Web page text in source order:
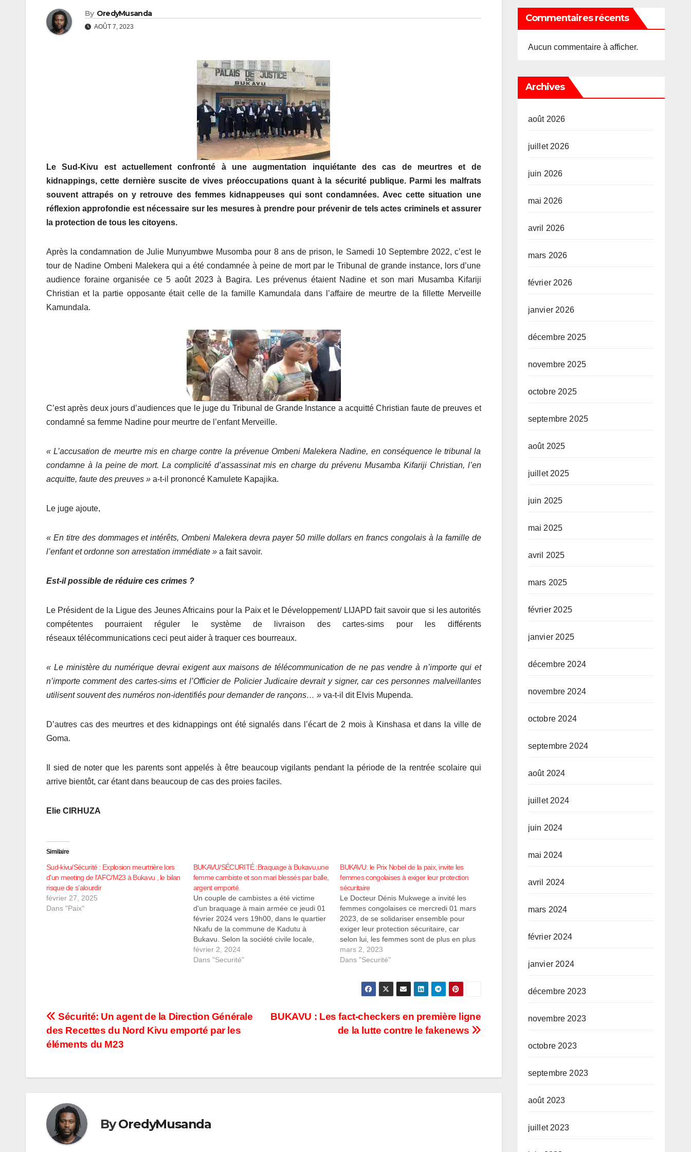
By OredyMusanda
AOÛT 7, 2023
Le Sud-Kivu est actuellement confronté à une augmentation inquiétante des cas de meurtres et de
kidnappings, cette dernière suscite de vives préoccupations quant à la sécurité publique. Parmi les malfrats
souvent attrapés on y retrouve des femmes kidnappeuses qui sont condamnées. Avec cette situation une
réflexion approfondie est nécessaire sur les mesures à prendre pour prévenir de tels actes criminels et assurer
la protection de tous les citoyens.
Après la condamnation de Julie Munyumbwe Musomba pour 8 ans de prison, le Samedi 10 Septembre 2022, c’est le
tour de Nadine Ombeni Malekera qui a été condamnée à peine de mort par le Tribunal de grande instance, lors d’une
audience foraine organisée ce 5 août 2023 à Bagira. Les prévenus étaient Nadine et son mari Musamba Kifariji
Christian et la partie opposante était celle de la famille Kamundala dans l’affaire de meurtre de la fillette Merveille
Kamundala.
C’est après deux jours d’audiences que le juge du Tribunal de Grande Instance a acquitté Christian faute de preuves et
condamné sa femme Nadine pour meurtre de l’enfant Merveille.
« L’accusation de meurtre mis en charge contre la prévenue Ombeni Malekera Nadine, en conséquence le tribunal la
condamne à la peine de mort. La complicité d’assassinat mis en charge du prévenu Musamba Kifariji Christian, l’en
acquitte, faute des preuves » a-t-il prononcé Kamulete Kapajika.
Le juge ajoute,
« En titre des dommages et intérêts, Ombeni Malekera devra payer 50 mille dollars en francs congolais à la famille de
l’enfant et ordonne son arrestation immédiate » a fait savoir.
Est-il possible de réduire ces crimes ?
Le Président de la Ligue des Jeunes Africains pour la Paix et le Développement/ LIJAPD fait savoir que si les autorités
compétentes pourraient réguler le système de livraison des cartes-sims pour les différents
réseaux télécommunications ceci peut aider à traquer ces bourreaux.
« Le ministère du numérique devrai exigent aux maisons de télécommunication de ne pas vendre à n’importe qui et
n’importe comment des cartes-sims et l’Officier de Policier Judicaire devrait y signer, car ces personnes malveillantes
utilisent souvent des numéros non-identifiés pour demander de rançons… » va-t-il dit Elvis Mupenda.
D’autres cas des meurtres et des kidnappings ont été signalés dans l’écart de 2 mois à Kinshasa et dans la ville de
Goma.
Il sied de noter que les parents sont appelés à être beaucoup vigilants pendant la période de la rentrée scolaire qui
arrive bientôt, car étant dans beaucoup de cas des proies faciles.
Elie CIRHUZA
Similaire
Sud-kivu/Sécurité : Explosion meurtrière lors
d’un meeting de l’AFC/M23 à Bukavu , le bilan
risque de s’alourdir
février 27, 2025
Dans "Paix"
BUKAVU/SÉCURITÉ :Braquage à Bukavu,une
femme cambiste et son mari blessés par balle,
argent emporté.
Un couple de cambistes a été victime
d'un braquage à main armée ce jeudi 01
février 2024 vers 19h00, dans le quartier
Nkafu de la commune de Kadutu à
Bukavu. Selon la société civile locale,
Mme Yvette Mwamini et son mari
Alexandre Cirhuza rentraient chez eux
février 2, 2024
Dans "Securité"
BUKAVU: le Prix Nobel de la paix, invite les
femmes congolaises à exiger leur protection
sécuritaire
Le Docteur Dénis Mukwege a invité les
femmes congolaises ce mercredi 01 mars
2023, de se solidariser ensemble pour
exiger leur protection sécuritaire, car
selon lui, les femmes sont de plus en plus
victimes des tueries, des viols ainsi que
des violences sexuelles en cette période
mars 2, 2023
Dans "Securité"
Navigation
de
BUKAVU : Les fact-checkers en première ligne
de la lutte contre le fakenews
Sécurité: Un agent de la Direction Générale
des Recettes du Nord Kivu emporté par les
éléments du M23
ByOredyMusanda
Commentaires récents
Aucun commentaire à afficher.
Archives
août 2026
juillet 2026
juin 2026
mai 2026
avril 2026
mars 2026
février 2026
janvier 2026
décembre 2025
novembre 2025
octobre 2025
septembre 2025
août 2025
juillet 2025
juin 2025
mai 2025
avril 2025
mars 2025
février 2025
janvier 2025
décembre 2024
novembre 2024
octobre 2024
septembre 2024
août 2024
juillet 2024
juin 2024
mai 2024
avril 2024
mars 2024
février 2024
janvier 2024
décembre 2023
novembre 2023
octobre 2023
septembre 2023
août 2023
juillet 2023